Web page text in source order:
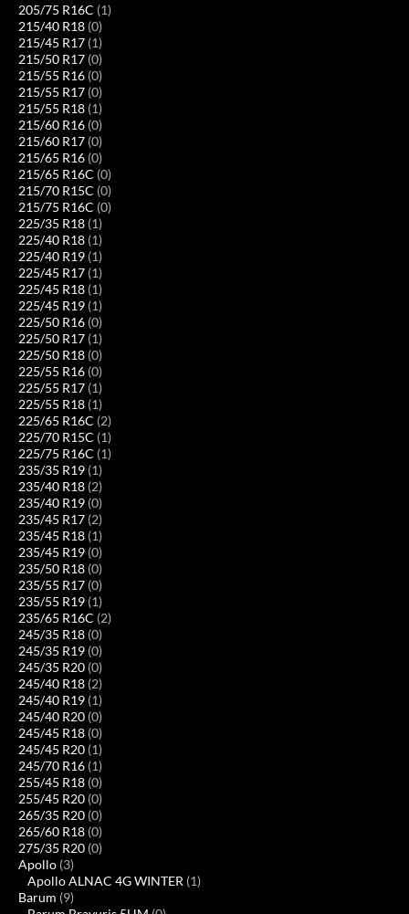
205/75 R16C (1)
215/40 R18 (0)
215/45 R17 (1)
215/50 R17 (0)
215/55 R16 (0)
215/55 R17 (0)
215/55 R18 (1)
215/60 R16 (0)
215/60 R17 (0)
215/65 R16 (0)
215/65 R16C (0)
215/70 R15C (0)
215/75 R16C (0)
225/35 R18 (1)
225/40 R18 (1)
225/40 R19 (1)
225/45 R17 (1)
225/45 R18 (1)
225/45 R19 (1)
225/50 R16 (0)
225/50 R17 (1)
225/50 R18 (0)
225/55 R16 (0)
225/55 R17 (1)
225/55 R18 (1)
225/65 R16C (2)
225/70 R15C (1)
225/75 R16C (1)
235/35 R19 (1)
235/40 R18 (2)
235/40 R19 (0)
235/45 R17 (2)
235/45 R18 (1)
235/45 R19 (0)
235/50 R18 (0)
235/55 R17 (0)
235/55 R19 (1)
235/65 R16C (2)
245/35 R18 (0)
245/35 R19 (0)
245/35 R20 (0)
245/40 R18 (2)
245/40 R19 (1)
245/40 R20 (0)
245/45 R18 (0)
245/45 R20 (1)
245/70 R16 (1)
255/45 R18 (0)
255/45 R20 (0)
265/35 R20 (0)
265/60 R18 (0)
275/35 R20 (0)
Apollo (3)
Apollo ALNAC 4G WINTER (1)
Barum (9)